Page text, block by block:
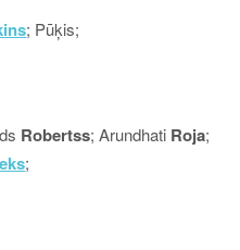
; Pūķis;
Robertss; Arundhati Roja;
;